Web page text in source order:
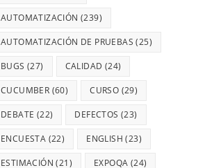
AUTOMATIZACIÓN (239)
AUTOMATIZACIÓN DE PRUEBAS (25)
BUGS (27) CALIDAD (24)
CUCUMBER (60) CURSO (29)
DEBATE (22) DEFECTOS (23)
ENCUESTA (22) ENGLISH (23)
ESTIMACIÓN (21) EXPOQA (24)